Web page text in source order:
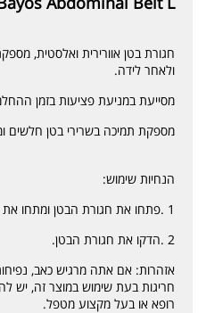
חגורת בטן אוורירית ואלסטית,
ולאחר לידה.
מסייעת במניעת פציעות בזמן
מספקת תמיכה בשרירי בטן חלשים
הנחיות שימוש:
1 .פתחו את חגורת הבטן ומתחו את החגורה כלפי חוץ.
2 .הדקו את חגורת הבטן.
אזהרות: אם אתה מרגיש כאב,
חריגות בעת שימוש במוצר זה, יש
רופא או בעל מקצוע מטפל.